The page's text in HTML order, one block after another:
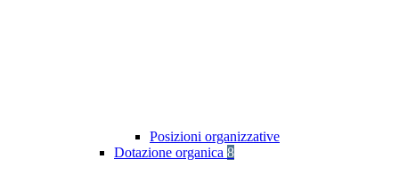
Posizioni organizzative
Dotazione organica 8